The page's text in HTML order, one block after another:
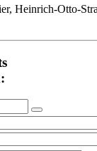
Heinrich-Otto-